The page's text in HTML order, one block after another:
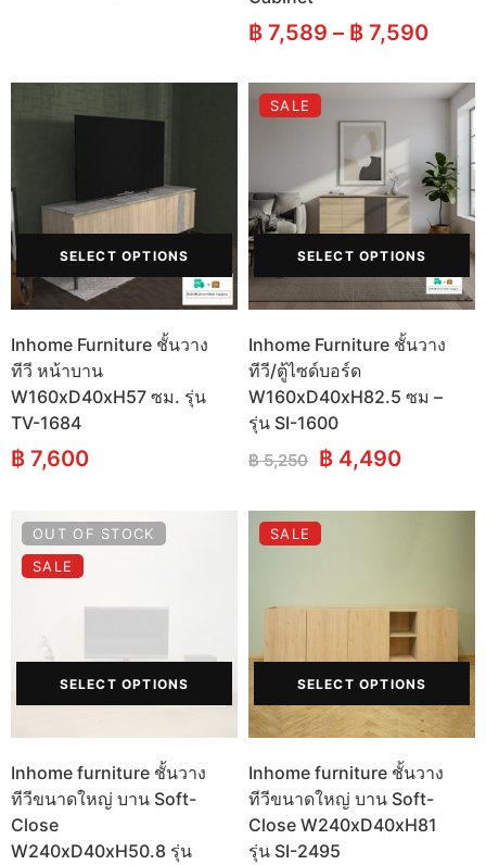
฿ 7,589 – ฿ 7,590
SELECT OPTIONS
Inhome Furniture ชั้นวาง
ทีวี หน้าบาน
W160xD40xH57 ซม. รุ่น
TV-1684
฿ 7,600
SALE
SELECT OPTIONS
Inhome Furniture ชั้นวาง
ทีวี/ตู้ไซด์บอร์ด
W160xD40xH82.5 ซม –
รุ่น SI-1600
฿5,250 Original
was:
฿ 5,250.
฿ 4,490Current
is:
OUT OF STOCK
SALE
SELECT OPTIONS
Inhome furniture ชั้นวาง
ทีวีขนาดใหญ่ บาน Soft-
Close
W240xD40xH50.8 รุ่น
SALE
SELECT OPTIONS
Inhome furniture ชั้นวาง
ทีวีขนาดใหญ่ บาน Soft-
Close W240xD40xH81
รุ่น SI-2495